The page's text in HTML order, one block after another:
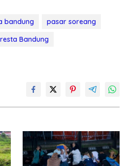
bandung
pasar soreang
Bandung